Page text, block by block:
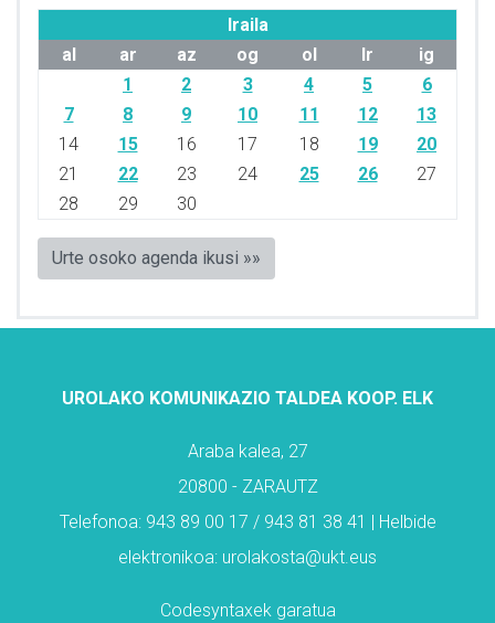
Iraila
al
ar az og ol lr
ig
1
2 3 4 5
6
7
8 9 10 11 12
13
14
15 16 17 18 19
20
21
22 23 24 25 26
27
28
29 30
Urte osoko agenda ikusi »»
UROLAKO KOMUNIKAZIO TALDEA KOOP. ELK
Araba kalea, 27
20800 - ZARAUTZ
Telefonoa: 943 89 00 17 / 943 81 38 41 | Helbide
elektronikoa: urolakosta@ukt.eus
Codesyntaxek garatua